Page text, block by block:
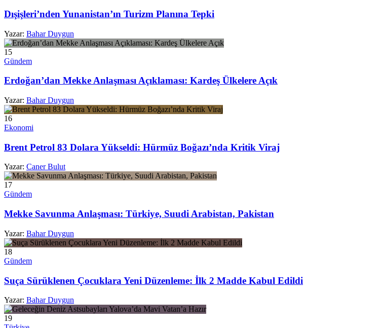
Dışişleri’nden Yunanistan’ın Turizm Planına Tepki
Yazar: Bahar Duygun
15
Gündem
Erdoğan’dan Mekke Anlaşması Açıklaması: Kardeş Ülkelere Açık
Yazar: Bahar Duygun
16
Ekonomi
Brent Petrol 83 Dolara Yükseldi: Hürmüz Boğazı’nda Kritik Viraj
Yazar: Caner Bulut
17
Gündem
Mekke Savunma Anlaşması: Türkiye, Suudi Arabistan, Pakistan
Yazar: Bahar Duygun
18
Gündem
Suça Sürüklenen Çocuklara Yeni Düzenleme: İlk 2 Madde Kabul Edildi
Yazar: Bahar Duygun
19